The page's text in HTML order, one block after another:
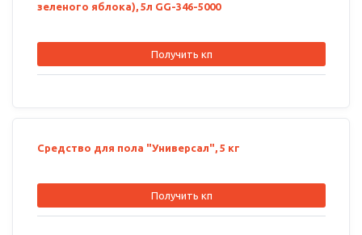
зеленого яблока), 5л GG-346-5000
Получить кп
Средство для пола "Универсал", 5 кг
Получить кп